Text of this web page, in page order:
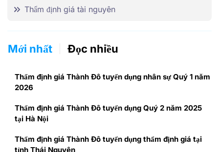
Thẩm định giá tài nguyên
Mới nhất Đọc nhiều
Thẩm định giá Thành Đô tuyển dụng nhân sự Quý 1 năm
2026
Thẩm định giá Thành Đô tuyển dụng Quý 2 năm 2025
tại Hà Nội
Thẩm định giá Thành Đô tuyển dụng thẩm định giá tại
tỉnh Thái Nguyên